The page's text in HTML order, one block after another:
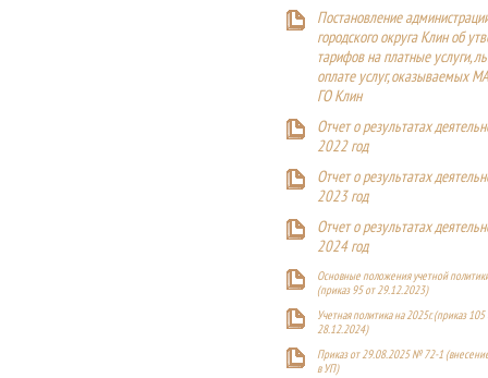
Постановление
городского округа Клин об
тарифов на платные услуги,
оплате услуг, оказываемых
ГО Клин
Отчет о результатах
2022 год
Отчет о результатах
2023 год
Отчет о результатах
2024 год
Основные положения учетной
(приказ 95 от 29.12.2023)
Учетная политика на 2025г. (приказ 105
28.12.2024)
Приказ от 29.08.2025 № 72-1
в УП)